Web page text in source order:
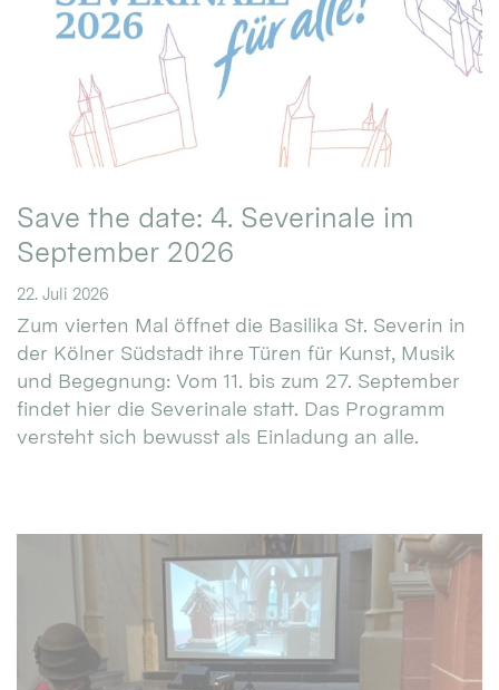
Save the date: 4. Severinale im
September 2026
22. Juli 2026
Zum vierten Mal öffnet die Basilika St. Severin in
der Kölner Südstadt ihre Türen für Kunst, Musik
und Begegnung: Vom 11. bis zum 27. September
findet hier die Severinale statt. Das Programm
versteht sich bewusst als Einladung an alle.